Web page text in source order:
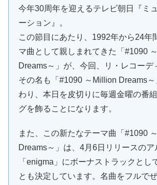
今年30周年を迎えるテレビ朝日『ミ
ーション』。
この節目にあたり、1992年から24年
マ曲として親しまれてきた「#1090
Dreams～」が、今回、リ・レコーデ
その名も「#1090 ～Million Dreams
わり、本日を皮切りに毎週金曜の番
グを飾ることになります。
また、この新たなテーマ曲「#1090
Dreams～」は、4月6日リリースのア
「enigma」にボーナストラックとし
とも決定しています。名曲をフルで